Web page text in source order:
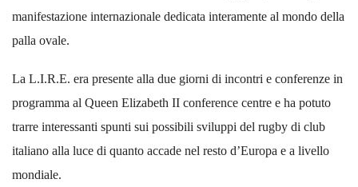
manifestazione internazionale dedicata interamente al mondo della
palla ovale.
La L.I.R.E. era presente alla due giorni di incontri e conferenze in
programma al Queen Elizabeth II conference centre e ha potuto
trarre interessanti spunti sui possibili sviluppi del rugby di club
italiano alla luce di quanto accade nel resto d’Europa e a livello
mondiale.